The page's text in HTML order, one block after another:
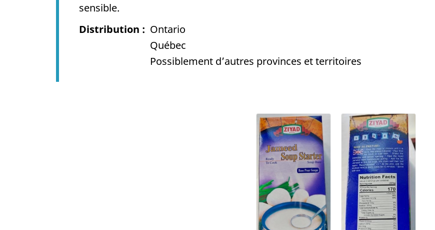
sensible.
Distribution
Ontario
Québec
Possiblement d’autres provinces et territoires